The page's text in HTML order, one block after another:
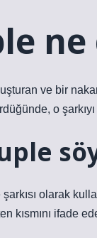
ve bir
o
olarak
kısmını ifade